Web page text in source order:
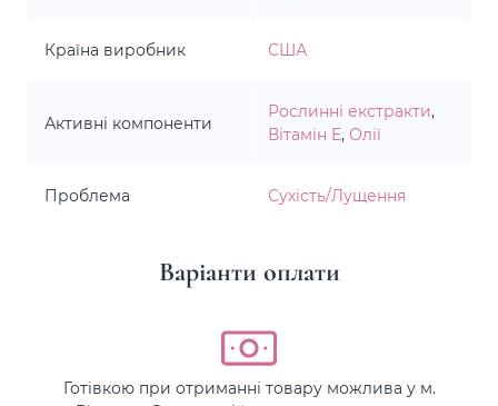
Країна виробник США
Активні компоненти
Рослинні екстракти,
Вітамін E, Олії
Проблема Сухість/Лущення
Варіанти оплати
Готівкою при отриманні товару можлива у м.